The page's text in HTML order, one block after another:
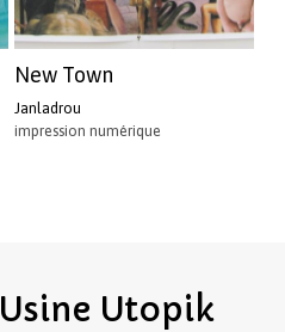
New Town
Janladrou
impression numérique
Usine Utopik